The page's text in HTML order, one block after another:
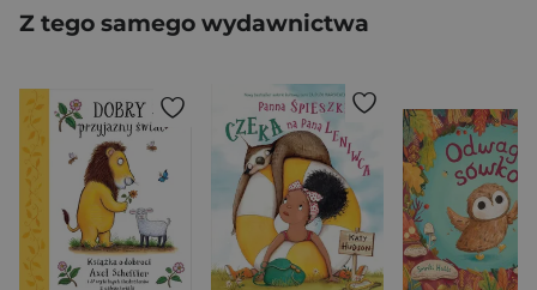
Z tego samego wydawnictwa